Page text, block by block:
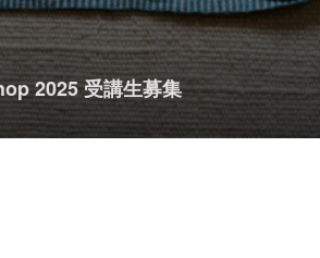
2025 受講生募集